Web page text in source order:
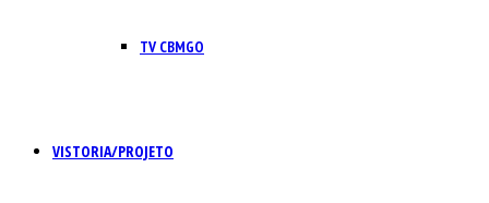
TV CBMGO
VISTORIA/PROJETO